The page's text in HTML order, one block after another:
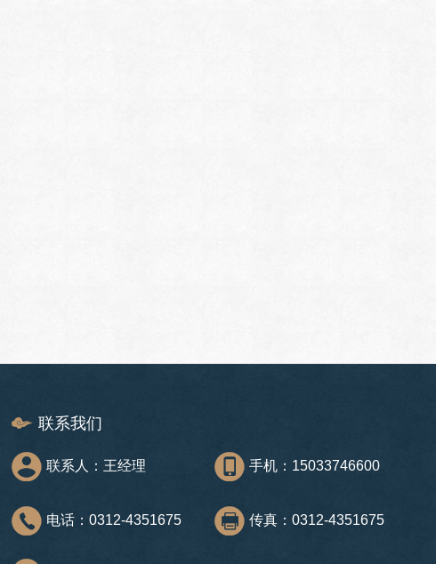
联系我们
联系人：王经理 手机：15033746600
电话：0312-4351675 传真：0312-4351675